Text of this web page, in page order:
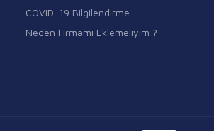
COVID-19 Bilgilendirme
Neden Firmamı Eklemeliyim ?